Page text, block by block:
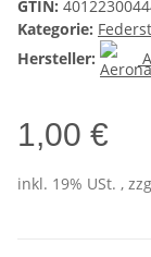
GTIN:
Kategorie:
Hersteller:
1,00 €
inkl. 19% USt. ,